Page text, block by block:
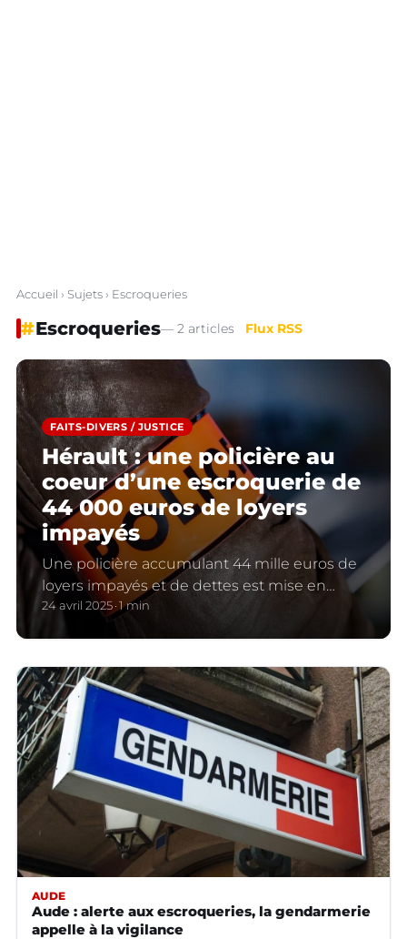
Accueil › Sujets› Escroqueries
#Escroqueries— 2 articles Flux RSS
FAITS-DIVERS / JUSTICE
Hérault : une policière au
coeur d’une escroquerie de
44 000 euros de loyers
impayés
Une policière accumulant 44 mille euros de
loyers impayés et de dettes est mise en
cause pour escroquerie et abus de sa
24 avril 2025 1 min
AUDE
Aude : alerte aux escroqueries, la gendarmerie
appelle à la vigilance